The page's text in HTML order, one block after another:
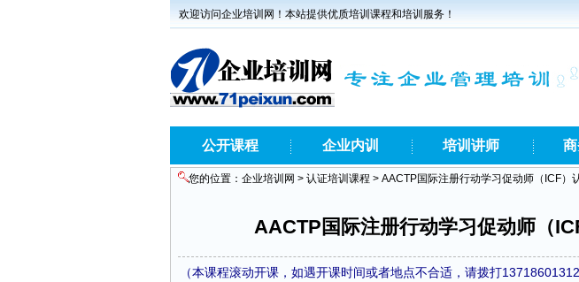
欢迎访问企业培训网！本站提供优质培训课程和培训服务！
公开课程 企业内训 培训讲师
您的位置： 企业培训网 > 认证培训课程 > AACTP国际注册行动学习促动师（ICF）
AACTP国际注册行动学习促动师（
（本课程滚动开课，如遇开课时间或者地点不合适，请拨打